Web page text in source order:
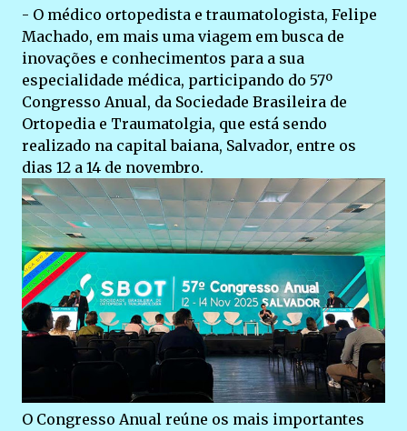
- O médico ortopedista e traumatologista, Felipe
Machado, em mais uma viagem em busca de
inovações e conhecimentos para a sua
especialidade médica, participando do 57º
Congresso Anual, da Sociedade Brasileira de
Ortopedia e Traumatolgia, que está sendo
realizado na capital baiana, Salvador, entre os
dias 12 a 14 de novembro.
O Congresso Anual reúne os mais importantes